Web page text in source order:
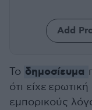
Add
Το δημοσίευμα
ότι είχε
εμπορικούς